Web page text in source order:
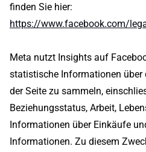
finden Sie hier:
https://www.facebook.com/
Meta nutzt Insights auf
statistische Informationen über
der Seite zu sammeln,
Beziehungsstatus, Arbeit,
Informationen über Einkäufe
Informationen. Zu diesem